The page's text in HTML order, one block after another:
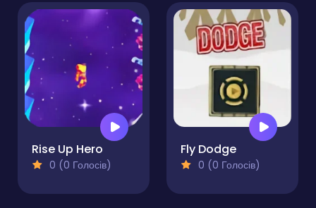
Rise Up Hero
0 (0 Голосів)
Fly Dodge
0 (0 Голосів)